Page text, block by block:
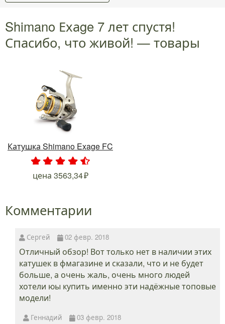
Shimano Ехаge 7 лет спустя!
Спасибо, что живой! — товары
Катушка Shimano Exage FC
. . . . .
цена 3563,34
Комментарии
Сергей 02 февр. 2018
Отличный обзор! Вот только нет в наличии этих
катушек в фмагазине и сказали, что и не будет
больше, а очень жаль, очень много людей
хотели юы купить именно эти надёжные топовые
модели!
Геннадий 03 февр. 2018